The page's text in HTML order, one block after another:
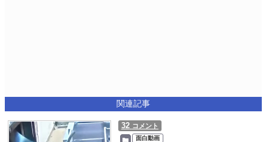
関連記事
32 コメント
面白動画